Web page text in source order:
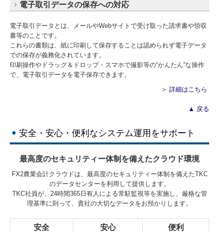
電子取引データの保存への対応
電子取引データとは、メールやWebサイトで受け取った請求書や領収
書等のことです。
これらの書類は、紙に印刷して保存することは認められず電子データ
での保存が義務化されています。
印刷操作やドラッグ＆ドロップ・スマホで撮影等の“かんたん”な操作
で、電子取引データを電子保存できます。
＞ 詳細はこちら
▲ 戻る
安全・安心・便利なシステム運用をサポート
最高度のセキュリティー体制を備えたクラウド環境
FX2農業会計クラウドは、最高度のセキュリティー体制を備えたTKC
のデータセンターを利用して提供します。
TKC社員が、24時間365日有人による常駐監視等を実施し、厳格な管
理基準に則って、貴社の大切なデータをお預かりします。
安全 安心 便利